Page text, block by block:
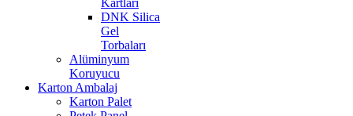
Kartları
DNK Silica
Gel
Torbaları
Alüminyum
Koruyucu
Karton Ambalaj
Karton Palet